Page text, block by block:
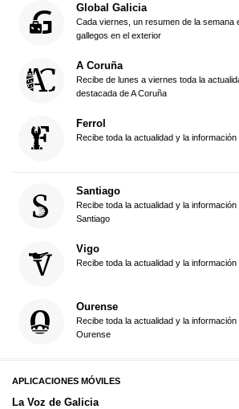
Global Galicia
Cada viernes, un resumen de la semana
gallegos en el exterior
A Coruña
Recibe de lunes a viernes toda la
destacada de A Coruña
Ferrol
Recibe toda la actualidad y la
Santiago
Recibe toda la actualidad y la
Santiago
Vigo
Recibe toda la actualidad y la
Ourense
Recibe toda la actualidad y la
Ourense
APLICACIONES MÓVILES
La Voz de Galicia